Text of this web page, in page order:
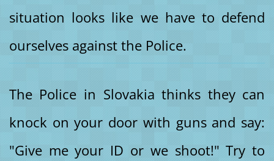
situation looks like we have to defend
ourselves against the Police.
The Police in Slovakia thinks they can
knock on your door with guns and say:
"Give me your ID or we shoot!" Try to